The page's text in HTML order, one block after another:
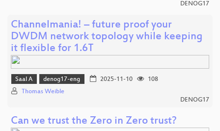
DENOG17
Channelmania! – future proof your
DWDM network topology while keeping
it flexible for 1.6T
Saal A denog17-eng 2025-11-10
108
Thomas Weible
DENOG17
Can we trust the Zero in Zero trust?